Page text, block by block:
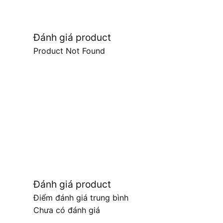
Đánh giá product
Product Not Found
Đánh giá product
Điểm đánh giá trung bình
Chưa có đánh giá